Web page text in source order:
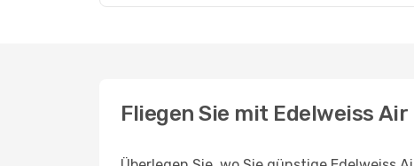
Fliegen Sie mit Edelweiss Air